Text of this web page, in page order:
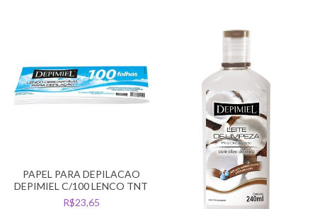
PAPEL PARA DEPILACAO
DEPIMIEL C/100 LENCO TNT
R$23,65